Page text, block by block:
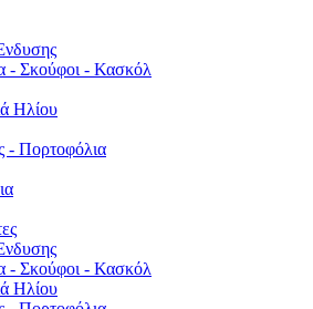
- Σκούφοι - Κασκόλ
Ηλίου
- Πορτοφόλια
- Σκούφοι - Κασκόλ
Ηλίου